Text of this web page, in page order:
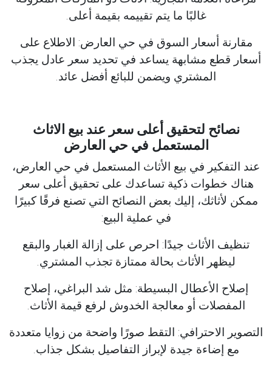
غالبًا ما يتم تقييمه بقيمة أعلى.
مقارنة أسعار السوق في حي العارض: الاطلاع على
أسعار قطع مشابهة يساعد في تحديد سعر عادل يجذب
المشتري ويضمن للبائع أفضل عائد.
نصائح لتحقيق أعلى سعر عند بيع الاثاث
المستعمل في حي العارض
عند التفكير في بيع الأثاث المستعمل في حي العارض،
هناك خطوات ذكية تساعدك على تحقيق أعلى سعر
ممكن لأثاثك، إليك بعض النصائح التي تصنع فرقًا كبيرًا
في عملية البيع:
تنظيف الأثاث جيدًا: احرص على إزالة الغبار والبقع
ليظهر الأثاث بحالة ممتازة تجذب المشتري.
إصلاح الأعطال البسيطة: مثل شد البراغي، إصلاح
المفصلات أو معالجة الخدوش لرفع قيمة الأثاث.
التصوير الاحترافي: التقط صورًا واضحة من زوايا متعددة
مع إضاءة جيدة لإبراز التفاصيل بشكل جذاب.